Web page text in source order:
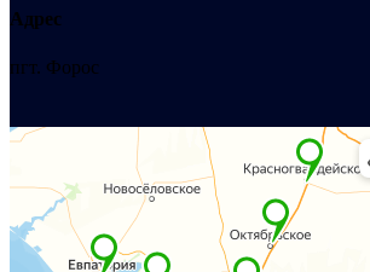
Адрес
пгт. Форос